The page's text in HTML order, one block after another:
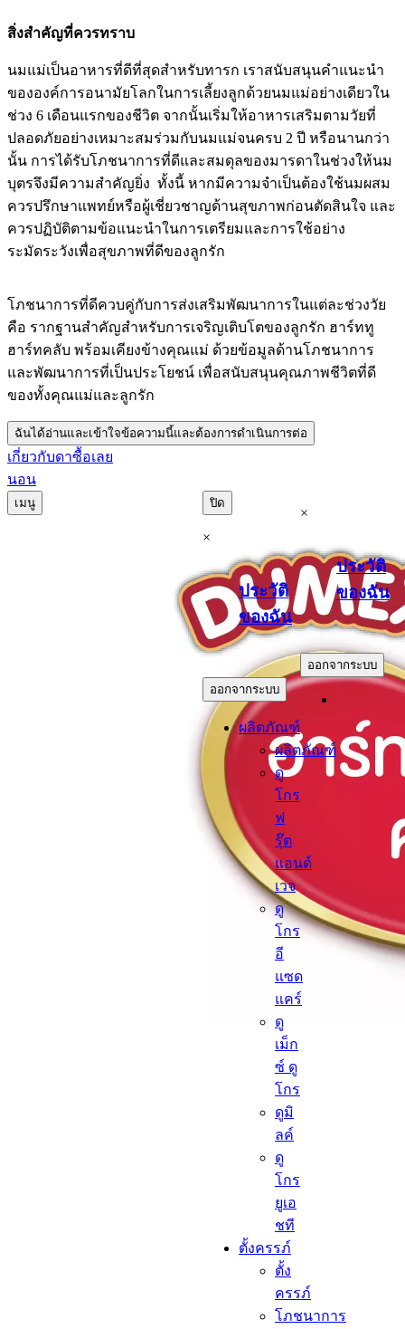
สิ่งสำคัญที่ควรทราบ
นมแม่เป็นอาหารที่ดีที่สุดสำหรับทารก เราสนับสนุนคำแนะนำ
ขององค์การอนามัยโลกในการเลี้ยงลูกด้วยนมแม่อย่างเดียวใน
ช่วง 6 เดือนแรกของชีวิต จากนั้นเริ่มให้อาหารเสริมตามวัยที่
ปลอดภัยอย่างเหมาะสมร่วมกับนมแม่จนครบ 2 ปี หรือนานกว่า
นั้น การได้รับโภชนาการที่ดีและสมดุลของมารดาในช่วงให้นม
บุตรจึงมีความสำคัญยิ่ง ทั้งนี้ หากมีความจำเป็นต้องใช้นมผสม
ควรปรึกษาแพทย์หรือผู้เชี่ยวชาญด้านสุขภาพก่อนตัดสินใจ และ
ควรปฏิบัติตามข้อแนะนำในการเตรียมและการใช้อย่าง
ระมัดระวังเพื่อสุขภาพที่ดีของลูกรัก
โภชนาการที่ดีควบคู่กับการส่งเสริมพัฒนาการในแต่ละช่วงวัย
คือ รากฐานสำคัญสำหรับการเจริญเติบโตของลูกรัก ฮาร์ททู
ฮาร์ทคลับ พร้อมเคียงข้างคุณแม่ ด้วยข้อมูลด้านโภชนาการ
และพัฒนาการที่เป็นประโยชน์ เพื่อสนับสนุนคุณภาพชีวิตที่ดี
ของทั้งคุณแม่และลูกรัก
ฉันได้อ่านและเข้าใจข้อความนี้และต้องการดำเนินการต่อ
เกี่ยวกับดา
นอน
ซื้อเลย
เมนู ปิด
×
ประวัติ
ของฉัน
.
ออกจากระบบ
ผลิตภัณฑ์
ผลิตภัณฑ์
ดู
โกร
ฟ
รุ๊ต
แอนด์
เวจ
ดู
โกร
อี
แซด
แคร์
ดู
เม็ก
ซ์ ดู
โกร
ดูมิ
ลค์
ดู
โกร
ยูเอ
ชที
ตั้งครรภ์​
ตั้ง
ครรภ์​
โภชนาการ
×
ประวัติ
ของฉัน
.
ออกจากระบบ